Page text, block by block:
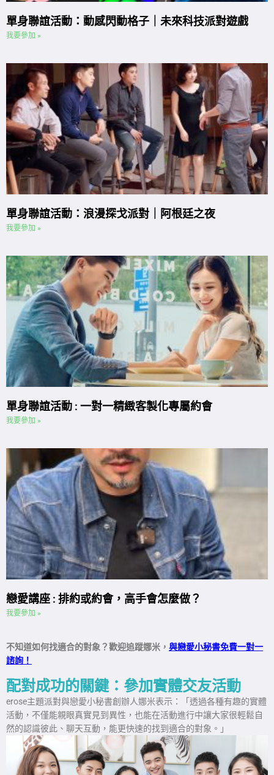
單身聯誼活動：動感閃動格子｜未來科技派對遊戲
我要參加 »
單身聯誼活動：浪漫探戈派對｜阿根廷之夜
我要參加 »
單身聯誼活動 : 一對一精緻客製化專屬約會
我要參加 »
戀愛講座 : 排約或約會，高手會怎麼做？
我要參加 »
不知道如何找適合的對象？歡迎追蹤娜米， 與戀愛小秘書免費一對一
諮詢！
配對成功的關鍵：參加實體交友活動
erose主題派對與戀愛小秘書創辦人娜米表示：「透過各種有趣的實體
活動，不僅能親眼真實見到異性，也能在活動進行中讓大家很輕鬆自
然的認識彼此、聊天互動，能更快速的找到適合的對象。」